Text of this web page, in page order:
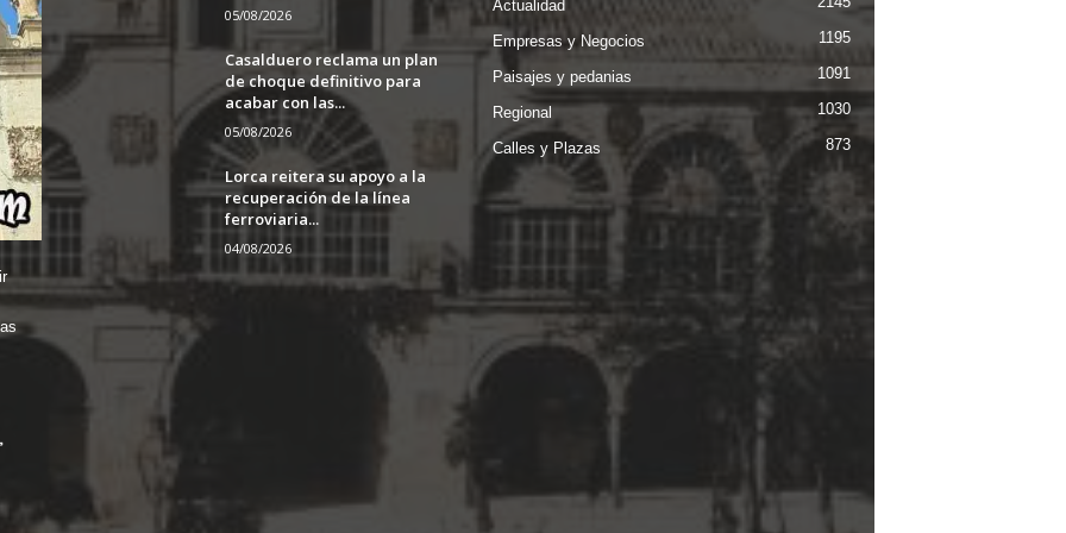
05/08/2026
Casalduero reclama un plan
de choque definitivo para
acabar con las...
05/08/2026
Lorca reitera su apoyo a la
recuperación de la línea
ferroviaria...
04/08/2026
Actualidad
Empresas y Negocios 1195
Paisajes y pedanias 1091
Regional 1030
Calles y Plazas 873